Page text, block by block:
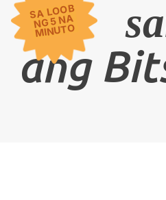
SA LOOB
NG 5 NA
MINUTO
🍕
ang